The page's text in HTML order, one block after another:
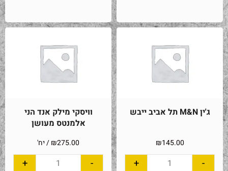
ג'ין M&N תל אביב ייבש
₪145.00
-
+
וויסקי מילק אנד הני
אלמנטס מעושן
₪275.00 / יח'
-
+